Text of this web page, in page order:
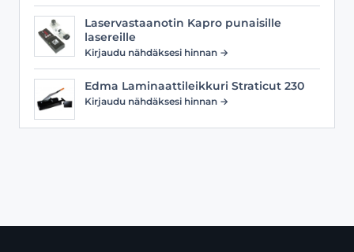
Laservastaanotin Kapro punaisille
lasereille
Kirjaudu nähdäksesi hinnan →
Edma Laminaattileikkuri Straticut 230
Kirjaudu nähdäksesi hinnan →